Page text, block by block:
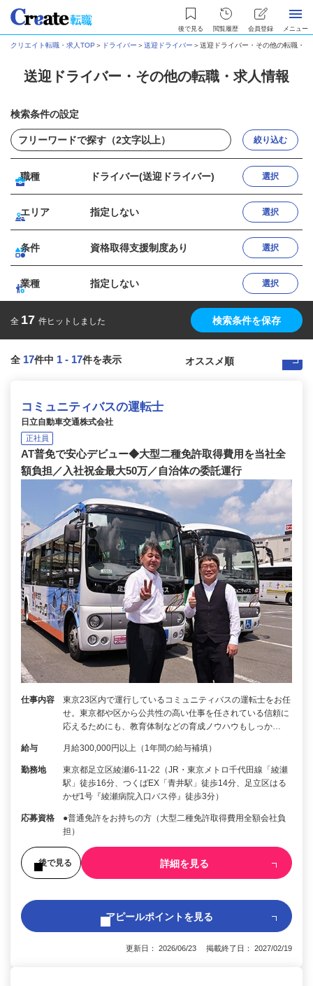
後で見る 閲覧履歴 会員登録 メニュー
クリエイト転職・求人TOP ＞ ドライバー ＞送迎ドライバー ＞送迎ドライバー・その他の転職・求
送迎ドライバー・その他の転職・求人情報
検索条件の設定
絞り込む
職種 ドライバー(送迎ドライバー) 選択
エリア 指定しない 選択
条件 資格取得支援制度あり 選択
業種 指定しない 選択
全 17 件ヒットしました 検索条件を保存
全 17件中 1 - 17件を表示
コミュニティバスの運転士
日立自動車交通株式会社
正社員
AT普免で安心デビュー◆大型二種免許取得費用を当社全
額負担／入社祝金最大50万／自治体の委託運行
仕事内容
東京23区内で運行しているコミュニティバスの運転士をお任
せ。東京都や区から公共性の高い仕事を任されている信頼に
応えるためにも、教育体制などの育成ノウハウもしっか…
給与 月給300,000円以上（1年間の給与補填）
勤務地
東京都足立区綾瀬6-11-22（JR・東京メトロ千代田線「綾瀬
駅」徒歩16分、つくばEX「青井駅」徒歩14分、足立区はる
かぜ1号『綾瀬病院入口バス停』徒歩3分）
応募資格
●普通免許をお持ちの方（大型二種免許取得費用全額会社負
担）
後で見る 詳細を見る
アピールポイントを見る
更新日： 2026/06/23 掲載終了日： 2027/02/19